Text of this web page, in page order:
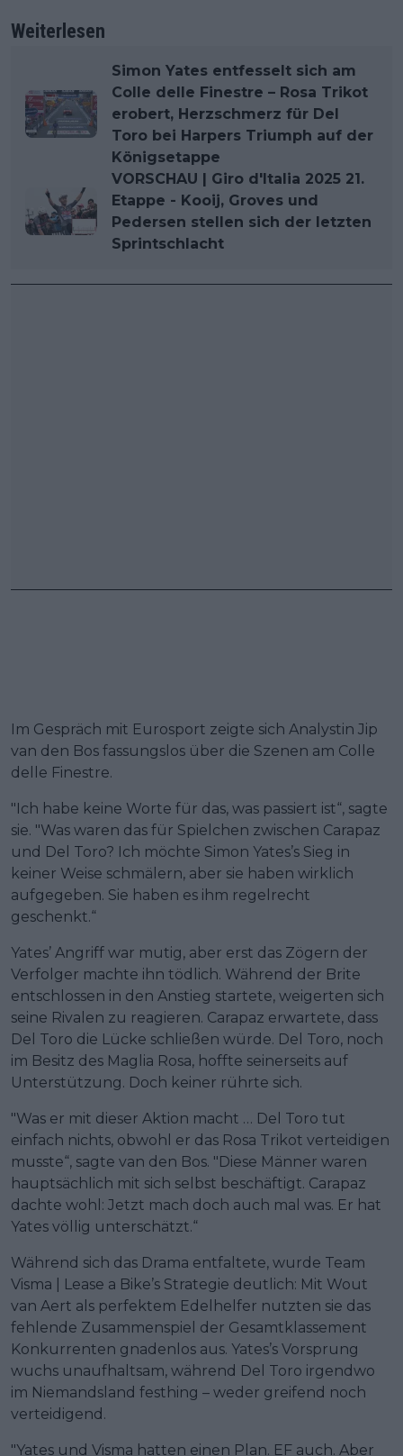
Weiterlesen
Simon Yates entfesselt sich am
Colle delle Finestre – Rosa Trikot
erobert, Herzschmerz für Del
Toro bei Harpers Triumph auf der
Königsetappe
VORSCHAU | Giro d'Italia 2025 21.
Etappe - Kooij, Groves und
Pedersen stellen sich der letzten
Sprintschlacht
Im Gespräch mit Eurosport zeigte sich Analystin Jip
van den Bos fassungslos über die Szenen am Colle
delle Finestre.
"Ich habe keine Worte für das, was passiert ist“, sagte
sie. "Was waren das für Spielchen zwischen Carapaz
und Del Toro? Ich möchte Simon Yates’s Sieg in
keiner Weise schmälern, aber sie haben wirklich
aufgegeben. Sie haben es ihm regelrecht
geschenkt.“
Yates’ Angriff war mutig, aber erst das Zögern der
Verfolger machte ihn tödlich. Während der Brite
entschlossen in den Anstieg startete, weigerten sich
seine Rivalen zu reagieren. Carapaz erwartete, dass
Del Toro die Lücke schließen würde. Del Toro, noch
im Besitz des Maglia Rosa, hoffte seinerseits auf
Unterstützung. Doch keiner rührte sich.
"Was er mit dieser Aktion macht … Del Toro tut
einfach nichts, obwohl er das Rosa Trikot verteidigen
musste“, sagte van den Bos. "Diese Männer waren
hauptsächlich mit sich selbst beschäftigt. Carapaz
dachte wohl: Jetzt mach doch auch mal was. Er hat
Yates völlig unterschätzt.“
Während sich das Drama entfaltete, wurde Team
Visma | Lease a Bike’s Strategie deutlich: Mit Wout
van Aert als perfektem Edelhelfer nutzten sie das
fehlende Zusammenspiel der Gesamtklassement
Konkurrenten gnadenlos aus. Yates’s Vorsprung
wuchs unaufhaltsam, während Del Toro irgendwo
im Niemandsland festhing – weder greifend noch
verteidigend.
"Yates und Visma hatten einen Plan. EF auch. Aber